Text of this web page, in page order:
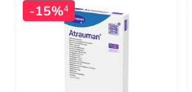
-15%4